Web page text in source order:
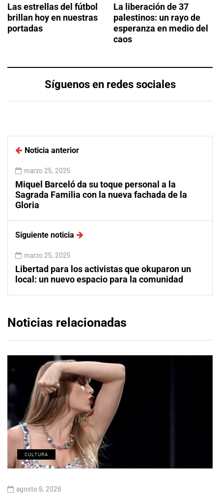
Las estrellas del fútbol
brillan hoy en nuestras
portadas
La liberación de 37
palestinos: un rayo de
esperanza en medio del
caos
Síguenos en redes sociales
Noticia anterior
marzo 25, 2025
Miquel Barceló da su toque personal a la
Sagrada Familia con la nueva fachada de la
Gloria
Siguiente noticia
marzo 25, 2025
Libertad para los activistas que okuparon un
local: un nuevo espacio para la comunidad
Noticias relacionadas
CULTURA
agosto 9, 2026